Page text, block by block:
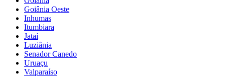
Goiânia Oeste
Inhumas
Itumbiara
Jataí
Luziânia
Senador Canedo
Uruaçu
Valparaíso